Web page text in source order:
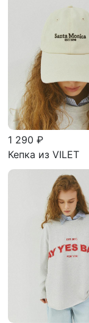
1 290 ₽
Кепка из VILET